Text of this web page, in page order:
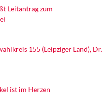
Leitantrag zum
155 (Leipziger Land), Dr.
ist im Herzen